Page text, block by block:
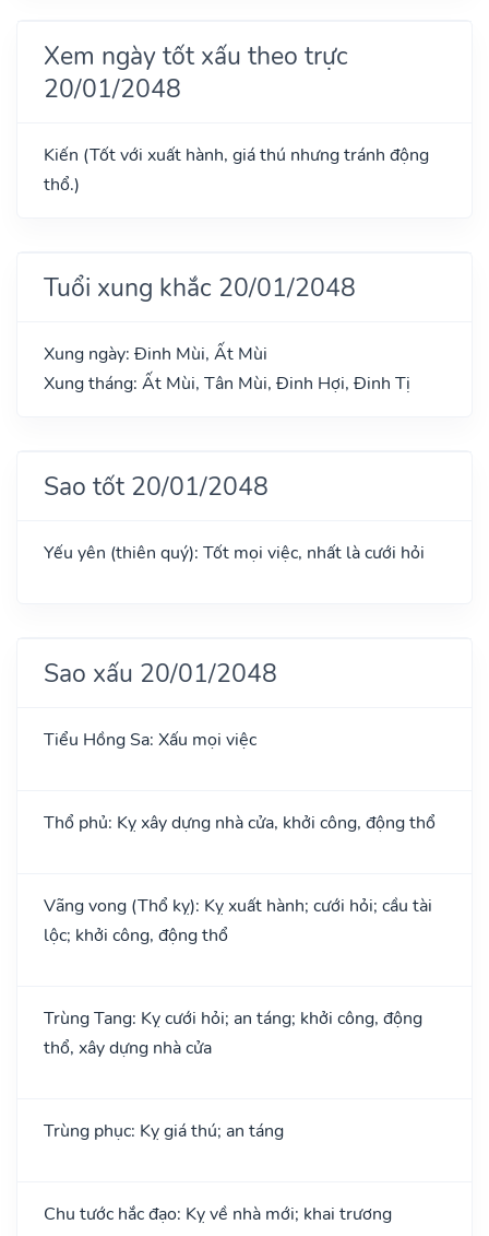
Xem ngày tốt xấu theo trực
20/01/2048
Kiến (Tốt với xuất hành, giá thú nhưng tránh động
thổ.)
Tuổi xung khắc 20/01/2048
Xung ngày: Đinh Mùi, Ất Mùi
Xung tháng: Ất Mùi, Tân Mùi, Đinh Hợi, Đinh Tị
Sao tốt 20/01/2048
Yếu yên (thiên quý): Tốt mọi việc, nhất là cưới hỏi
Sao xấu 20/01/2048
Tiểu Hồng Sa: Xấu mọi việc
Thổ phủ: Kỵ xây dựng nhà cửa, khởi công, động thổ
Vãng vong (Thổ kỵ): Kỵ xuất hành; cưới hỏi; cầu tài
lộc; khởi công, động thổ
Trùng Tang: Kỵ cưới hỏi; an táng; khởi công, động
thổ, xây dựng nhà cửa
Trùng phục: Kỵ giá thú; an táng
Chu tước hắc đạo: Kỵ về nhà mới; khai trương